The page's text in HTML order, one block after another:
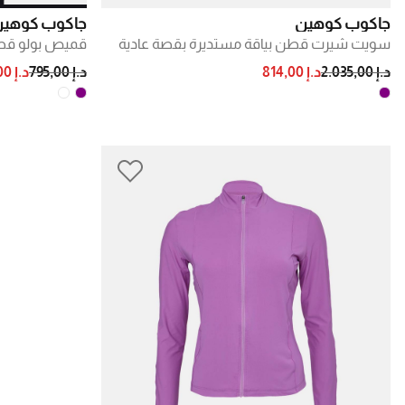
جاكوب كوهين
سويت شيرت قطن بياقة مستديرة بقصة عادية
PRICE REDUCED FROM
د.إ 2.035,00 TO
د.إ 814,00
جاكوب
قميص بولو
FROM
د.إ 795,00 TO
د.إ 318,00